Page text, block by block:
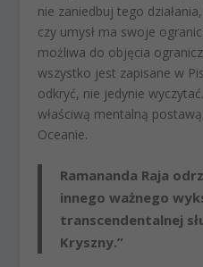
nie zaniedbuj tego
czy umysł ma swoje
możliwa do objęcia
wszystko jest zapisane w
odkryć, nie jedynie
właściwą mentalną
Oceanie.
Ramananda Raja
innego ważnego
transcendentalnej
Kryszny.”